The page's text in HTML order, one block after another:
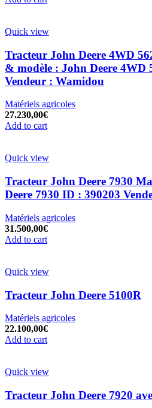
Quick view
Tracteur John Deere 4WD
& modèle : John Deere 4WD
Vendeur : Wamidou
Matériels agricoles
27.230,00€
Add to cart
Quick view
Tracteur John Deere 7930
Deere 7930 ID : 390203
Matériels agricoles
31.500,00€
Add to cart
Quick view
Tracteur John Deere 5100R
Matériels agricoles
22.100,00€
Add to cart
Quick view
Tracteur John Deere 7920